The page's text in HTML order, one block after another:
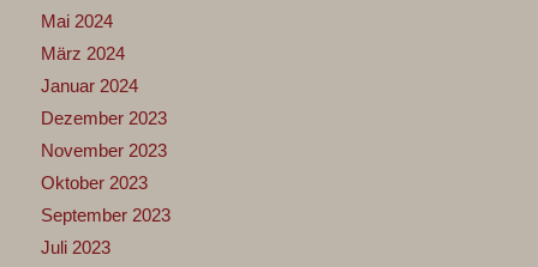
Mai 2024
März 2024
Januar 2024
Dezember 2023
November 2023
Oktober 2023
September 2023
Juli 2023